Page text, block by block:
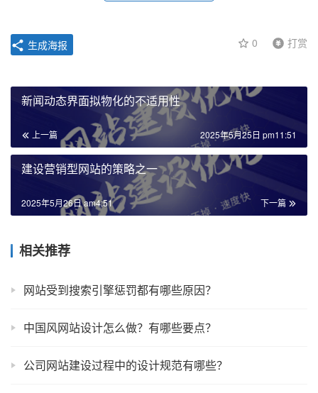
0 打赏
生成海报
新闻动态界面拟物化的不适用性
上一篇 2025年5月25日 pm11:51
建设营销型网站的策略之一
下一篇
2025年5月26日 am4:51
相关推荐
网站受到搜索引擎惩罚都有哪些原因？
中国风网站设计怎么做？有哪些要点？
公司网站建设过程中的设计规范有哪些？